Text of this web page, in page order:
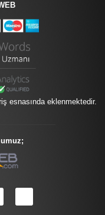
esnasında eklenmektedir.